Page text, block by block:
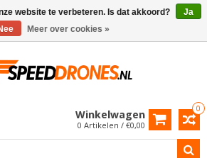
0
Winkelwagen
0 Artikelen / €0,00
website te verbeteren. Is dat akkoord?
Ja
Meer over cookies »